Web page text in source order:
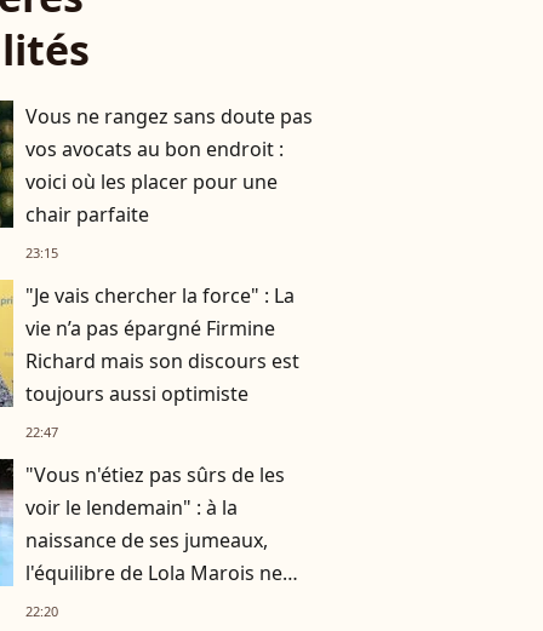
Vous ne rangez sans doute pas
vos avocats au bon endroit :
voici où les placer pour une
chair parfaite
23:15
"Je vais chercher la force" : La
vie n’a pas épargné Firmine
Richard mais son discours est
toujours aussi optimiste
22:47
"Vous n'étiez pas sûrs de les
voir le lendemain" : à la
naissance de ses jumeaux,
l'équilibre de Lola Marois ne
tenait qu'à un fil
22:20